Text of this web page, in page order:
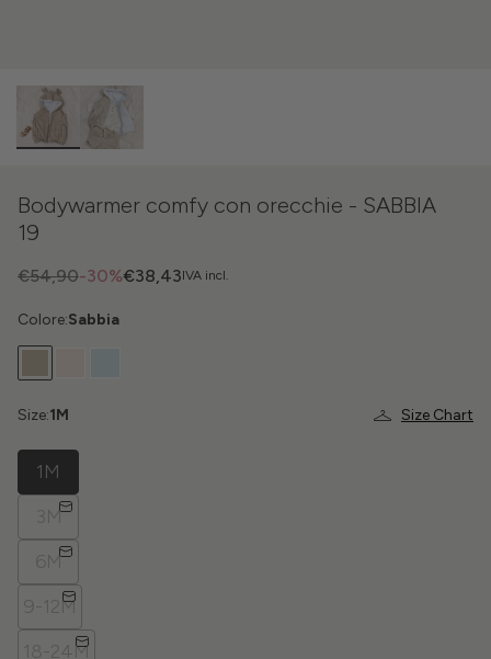
Bodywarmer comfy con orecchie - SABBIA
19
IVA incl.
-30%
€54,90 €38,43
Colore:Sabbia
Size Chart
Size:1M
1M
3M
6M
9-12M
18-24M